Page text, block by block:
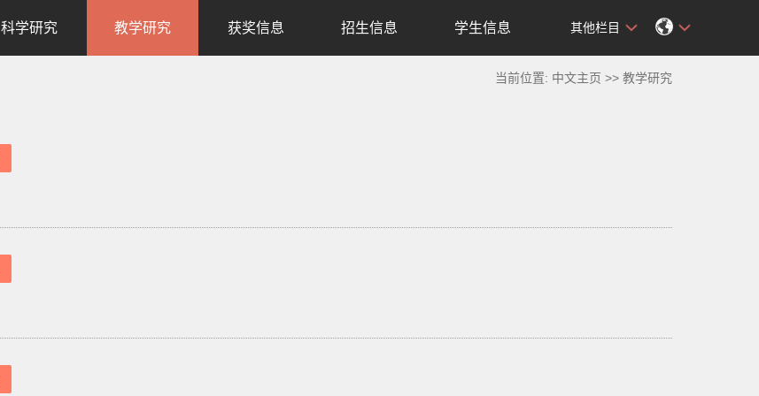
科学研究 教学研究 获奖信息 招生信息 学生信息 其他栏目
当前位置: 中文主页 >>教学研究